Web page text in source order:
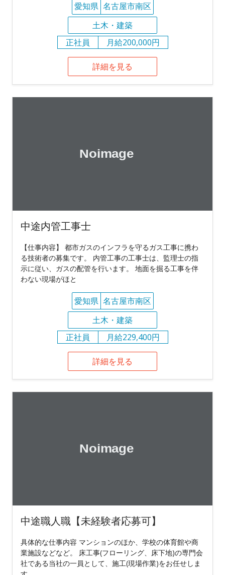
愛知県 名古屋市南区
土木・建築
正社員
月給200,000円
詳細を見る
中途内管工事士
【仕事内容】 都市ガスのインフラを守るガス工事に携わ
る技術者の募集です。 内管工事の工事士は、監理士の指
示に従い、ガスの配管を行います。 地面を掘る工事を伴
わない現場がほと
愛知県 名古屋市南区
土木・建築
正社員
月給229,400円
詳細を見る
中途職人職【未経験者応募可】
具体的な仕事内容 マンションのほか、学校の体育館や商
業施設などなど。 床工事(フローリング、床下地)の専門会
社である当社の一員として、施工(現場作業)をお任せしま